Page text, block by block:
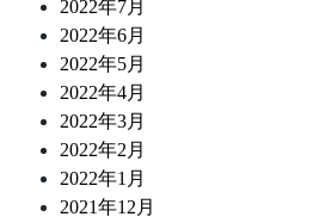
2022年7月
2022年6月
2022年5月
2022年4月
2022年3月
2022年2月
2022年1月
2021年12月